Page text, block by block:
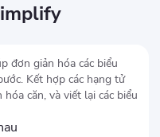
đơn giản hóa các biểu
Kết hợp các hạng tử
căn, và viết lại các biểu